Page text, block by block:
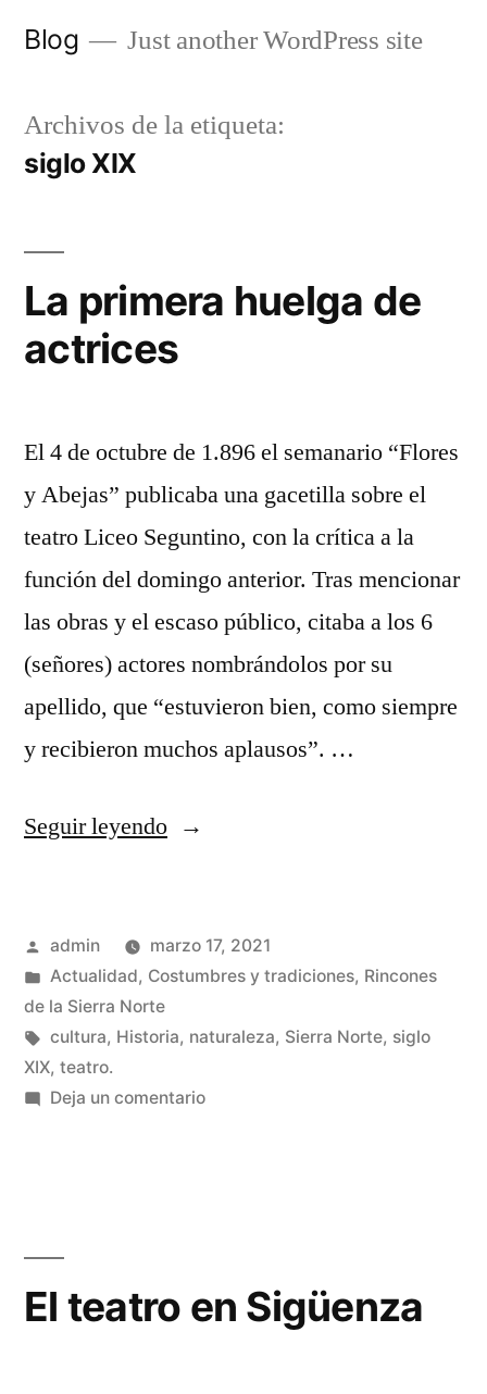
Blog Just another WordPress site
Archivos de la etiqueta:
siglo XIX
La primera huelga de
actrices
El 4 de octubre de 1.896 el semanario “Flores
y Abejas” publicaba una gacetilla sobre el
teatro Liceo Seguntino, con la crítica a la
función del domingo anterior. Tras mencionar
las obras y el escaso público, citaba a los 6
(señores) actores nombrándolos por su
apellido, que “estuvieron bien, como siempre
y recibieron muchos aplausos”. …
Seguir leyendo«La
de
actrices»
Publicado
por
admin
marzo 17, 2021
Publicado
en
Actualidad, Costumbres y tradiciones, Rincones
de la Sierra Norte
Etiquetas:
cultura, Historia, naturaleza, Sierra Norte, siglo
XIX, teatro.
Deja un comentarioen
El teatro en Sigüenza